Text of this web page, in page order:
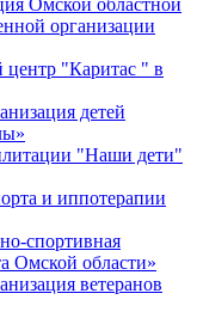
организации
центр "Каритас " в
детей
"Наши дети"
и иппотерапии
спортивная
Омской области»
ветеранов